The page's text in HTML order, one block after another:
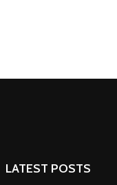
LATEST POSTS